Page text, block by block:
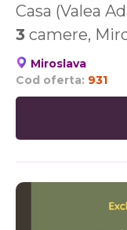
Casa (Valea
3 camere,
Miroslava
Cod oferta: 931